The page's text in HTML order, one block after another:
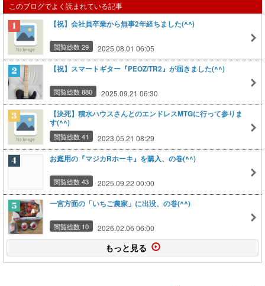
このブログでよく読まれている記事
【祝】会社員卒業から無事2年経ちました(^^)
閲覧総数 29 2025.08.01 06:05
【祝】スマートギター『PEOZ/TR2』が届きました(^^)
閲覧総数 880 2025.09.21 06:30
【決死】積水ハウスさんとのエンドレスMTGに行って参りま
す(^^)
閲覧総数 41 2023.05.21 08:29
お庭用の『マジカRホーキ』を購入、の巻(^^)
閲覧総数 43 2025.09.22 00:00
一宮方面の「いちご農家」に出没、の巻(^^)
閲覧総数 10 2026.02.06 06:00
もっと見る